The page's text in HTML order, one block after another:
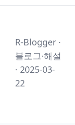
R-Blogger ·
블로그·해설
· 2025-03-
22